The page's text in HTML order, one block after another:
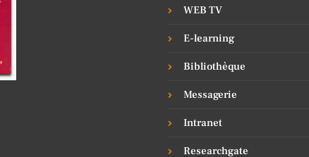
WEB TV
E-learning
Bibliothèque
Messagerie
Intranet
Researchgate